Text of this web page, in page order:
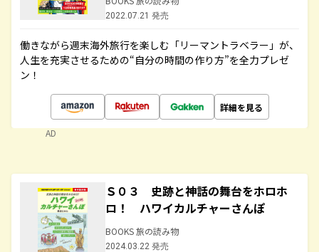
2022.07.21 発売
働きながら週末海外旅行を楽しむ「リーマントラベラー」が、
人生を充実させるための“自分の時間の作り方”を全力プレゼ
ン！
詳細を見る
AD
Ｓ０３ 史跡と神話の舞台をホロホ
ロ！ ハワイカルチャーさんぽ
BOOKS 旅の読み物
2024.03.22 発売